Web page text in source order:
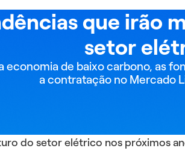
que irão
setor
economia de baixo carbono, as
a contratação no Mercado
do setor elétrico nos próximos